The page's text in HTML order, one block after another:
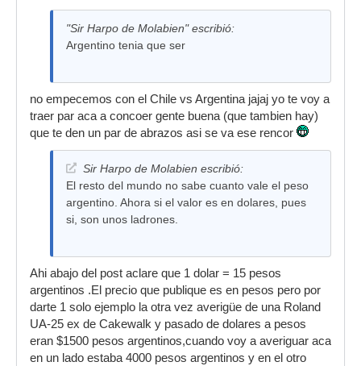
"Sir Harpo de Molabien" escribió:
Argentino tenia que ser
no empecemos con el Chile vs Argentina jajaj yo te voy a
traer par aca a concoer gente buena (que tambien hay)
que te den un par de abrazos asi se va ese rencor
Sir Harpo de Molabien escribió:
El resto del mundo no sabe cuanto vale el peso
argentino. Ahora si el valor es en dolares, pues
si, son unos ladrones.
Ahi abajo del post aclare que 1 dolar = 15 pesos
argentinos .El precio que publique es en pesos pero por
darte 1 solo ejemplo la otra vez averigüe de una Roland
UA-25 ex de Cakewalk y pasado de dolares a pesos
eran $1500 pesos argentinos,cuando voy a averiguar aca
en un lado estaba 4000 pesos argentinos y en el otro